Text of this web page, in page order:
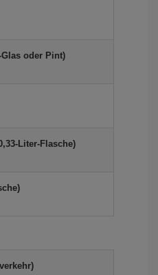
oder Pint)
Liter-Flasche)